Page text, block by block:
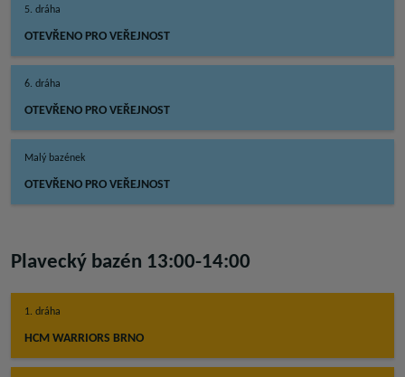
5. dráha
OTEVŘENO PRO VEŘEJNOST
6. dráha
OTEVŘENO PRO VEŘEJNOST
Malý bazének
OTEVŘENO PRO VEŘEJNOST
Plavecký bazén 13:00-14:00
1. dráha
HCM WARRIORS BRNO